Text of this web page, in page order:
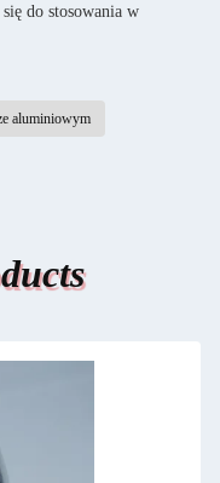
do stosowania w
aluminiowym